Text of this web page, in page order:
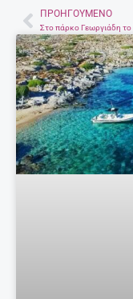
PrevΠΡΟΗΓΟΎΜΕΝΟ